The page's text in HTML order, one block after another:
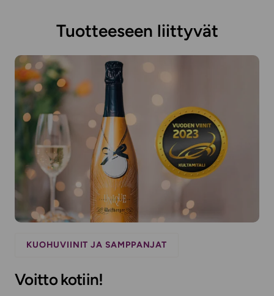
Tuotteeseen liittyvät
KUOHUVIINIT JA SAMPPANJAT
Voitto kotiin!